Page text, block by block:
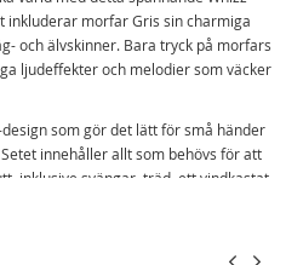
inkluderar morfar Gris sin charmiga
och älvskinner. Bara tryck på morfars
ljudeffekter och melodier som väcker
som gör det lätt för små händer
innehåller allt som behövs för att
inklusive svängar, träd, ett vindkastat
levande och interaktiv lek.